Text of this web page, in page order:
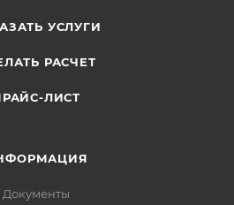
УСЛУГИ
РАСЧЕТ
ЛИСТ
Документы